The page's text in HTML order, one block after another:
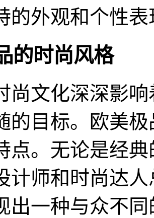
的外观和个性表
的时尚风格
尚文化深深影
的目标。欧美
点。无论是经
计师和时尚达
出一种与众不